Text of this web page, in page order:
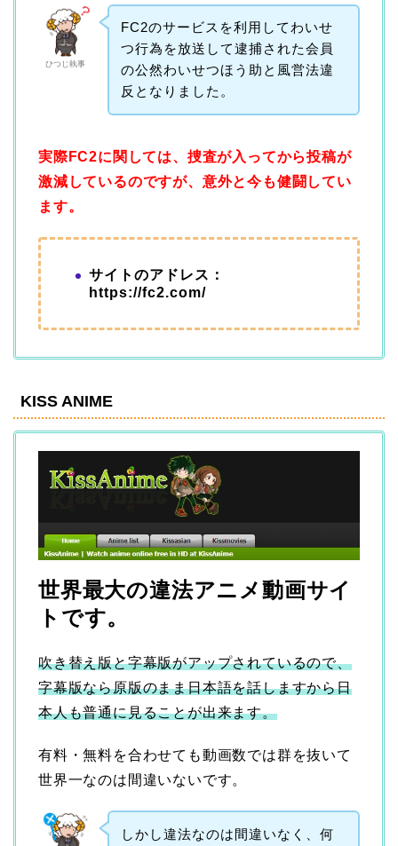
ひつじ執事
FC2のサービスを利用してわいせ
つ行為を放送して逮捕された会員
の公然わいせつほう助と風営法違
反となりました。
実際FC2に関しては、捜査が入ってから投稿が
激減しているのですが、意外と今も健闘してい
ます。
サイトのアドレス：
https://fc2.com/
KISS ANIME
世界最大の違法アニメ動画サイ
トです。
吹き替え版と字幕版がアップされているので、
字幕版なら原版のまま日本語を話しますから日
本人も普通に見ることが出来ます。
有料・無料を合わせても動画数では群を抜いて
世界一なのは間違いないです。
しかし違法なのは間違いなく、何